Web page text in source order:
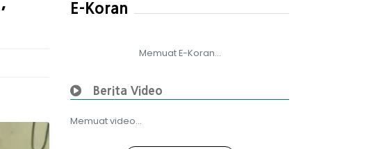
E-Koran
Memuat E-Koran...
Berita Video
Memuat video...